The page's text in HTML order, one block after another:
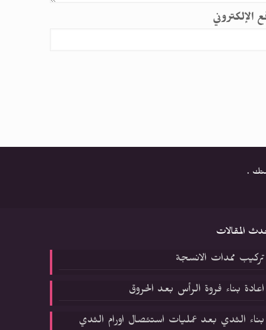
الإلكتروني
.
المقالات
تركيب ممدات الانسجة
اعادة بناء فروة الرأس بعد الحروق
بناء الثدي بعد عمليات استئصال اورام الثدي